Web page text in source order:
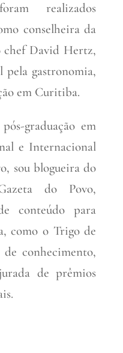
realizados
conselheira da
chef David Hertz,
pela gastronomia,
em Curitiba.
graduação em
e Internacional
sou blogueira do
do Povo,
conteúdo para
como o Trigo de
conhecimento,
de prêmios